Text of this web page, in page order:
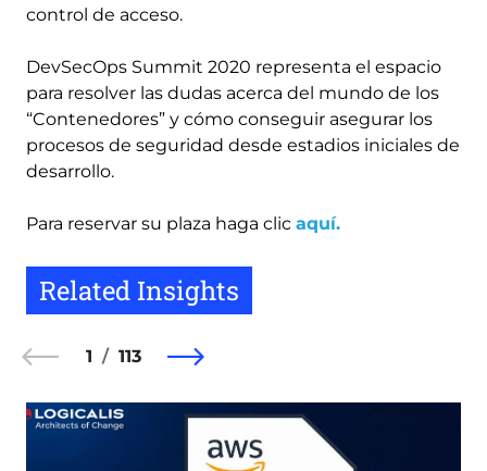
control de acceso.
DevSecOps Summit 2020 representa el espacio
para resolver las dudas acerca del mundo de los
“Contenedores” y cómo conseguir asegurar los
procesos de seguridad desde estadios iniciales de
desarrollo.
Para reservar su plaza haga clic aquí.
Related Insights
1 113